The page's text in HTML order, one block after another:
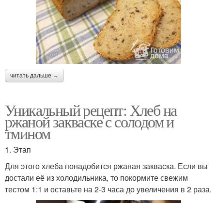
читать дальше →
Уникальный рецепт: Хлеб на
ржаной закваске с солодом и
тмином
1. Этап
Для этого хлеба понадобится ржаная закваска. Если вы
достали её из холодильника, то покормите свежим
тестом 1:1 и оставьте на 2-3 часа до увеличения в 2 раза.